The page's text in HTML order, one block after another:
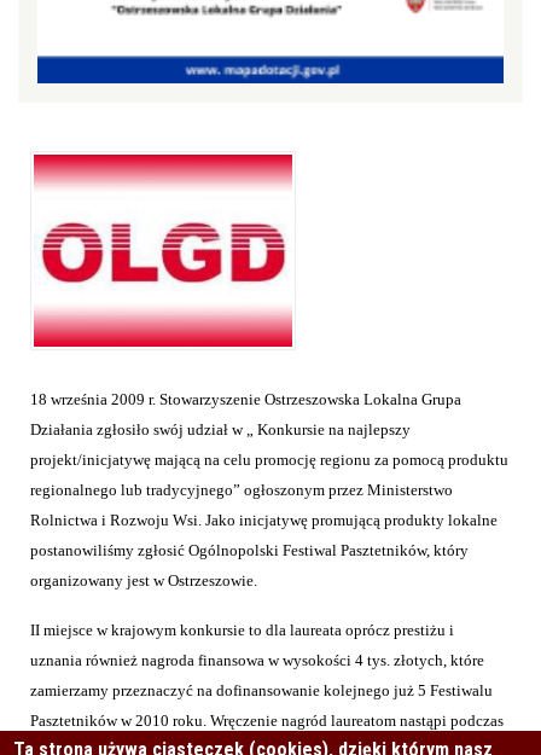
18 września 2009 r. Stowarzyszenie Ostrzeszowska Lokalna Grupa
Działania zgłosiło swój udział w „ Konkursie na najlepszy
projekt/inicjatywę mającą na celu promocję regionu za pomocą produktu
regionalnego lub tradycyjnego” ogłoszonym przez Ministerstwo
Rolnictwa i Rozwoju Wsi. Jako inicjatywę promującą produkty lokalne
postanowiliśmy zgłosić Ogólnopolski Festiwal Pasztetników, który
organizowany jest w Ostrzeszowie.
II miejsce w krajowym konkursie to dla laureata oprócz prestiżu i
uznania również nagroda finansowa w wysokości 4 tys. złotych, które
zamierzamy przeznaczyć na dofinansowanie kolejnego już 5 Festiwalu
Pasztetników w 2010 roku. Wręczenie nagród laureatom nastąpi podczas
Międzynarodowych Targów Łódzkich Natura Food 24. października
Ta strona używa ciasteczek (cookies), dzięki którym nasz